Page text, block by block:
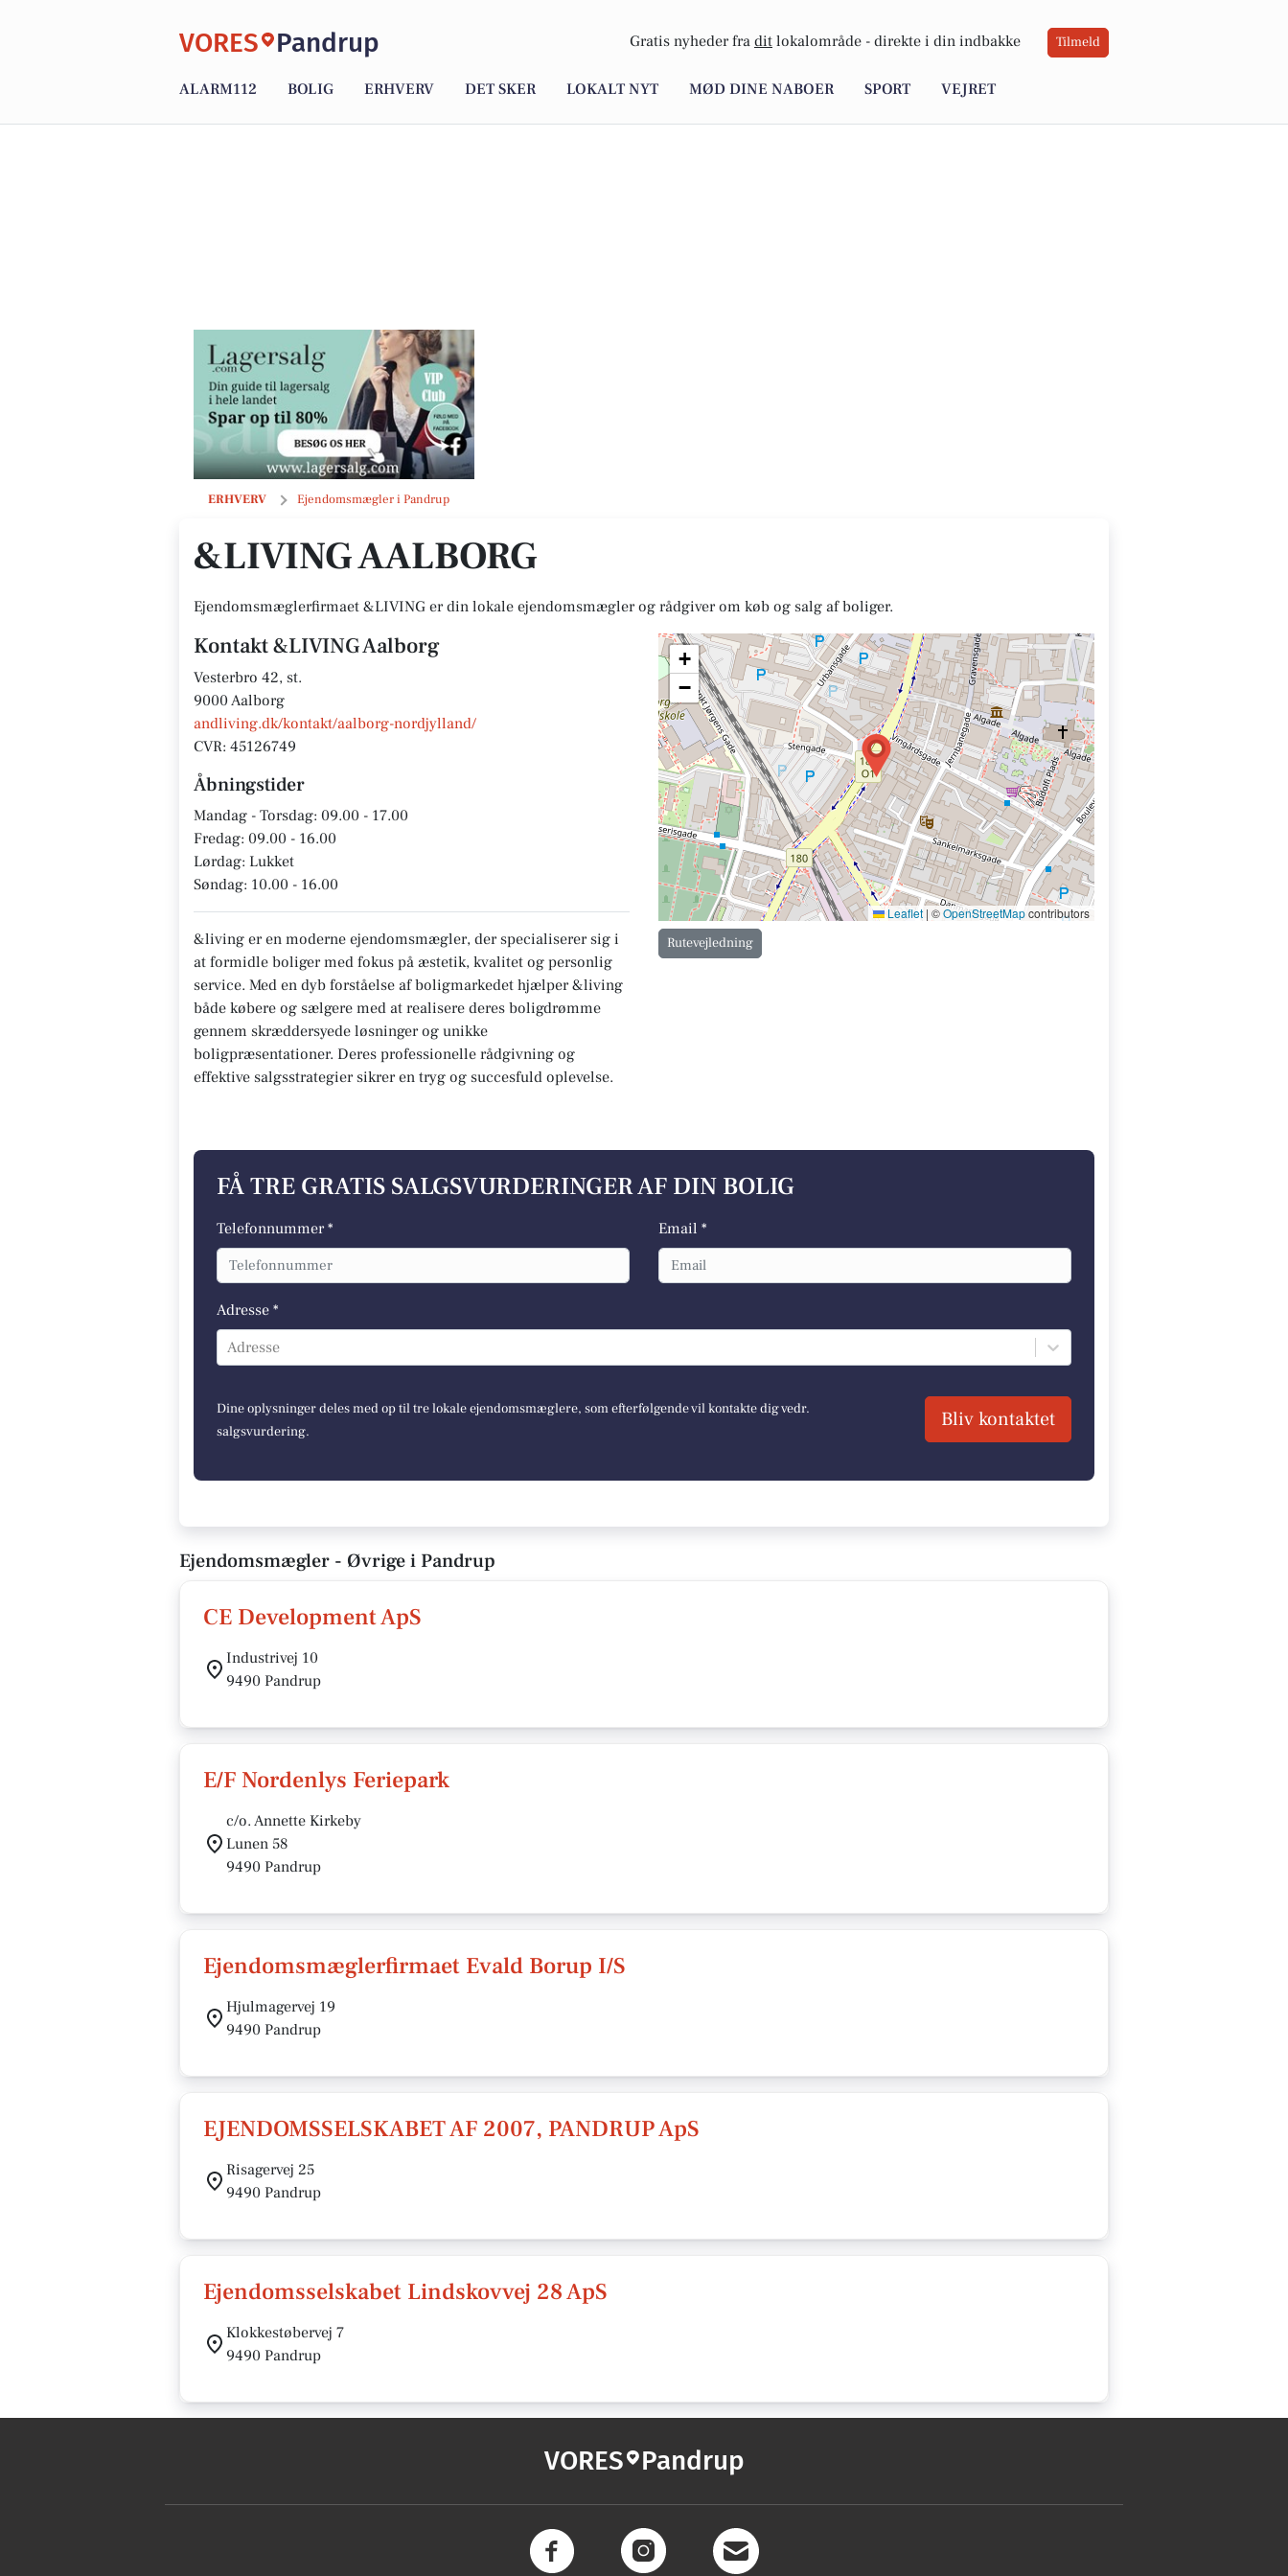
VORES Pandrup Gratis nyheder fra dit lokalområde - direkte i din indbakke Tilmeld
ALARM112 BOLIG ERHVERV DET SKER LOKALT NYT MØD DINE NABOER SPORT VEJRET
ERHVERV Ejendomsmægler i Pandrup
&LIVING Aalborg
&LIVING AALBORG
Ejendomsmæglerfirmaet &LIVING er din lokale ejendomsmægler og rådgiver om køb og salg af boliger.
Kontakt &LIVING Aalborg
Vesterbro 42, st.
9000 Aalborg
andliving.dk/kontakt/aalborg-nordjylland/
CVR: 45126749
Åbningstider
Mandag - Torsdag: 09.00 - 17.00
Fredag: 09.00 - 16.00
Lørdag: Lukket
Søndag: 10.00 - 16.00
&living er en moderne ejendomsmægler, der specialiserer sig i
at formidle boliger med fokus på æstetik, kvalitet og personlig
service. Med en dyb forståelse af boligmarkedet hjælper &living
både købere og sælgere med at realisere deres boligdrømme
gennem skræddersyede løsninger og unikke
boligpræsentationer. Deres professionelle rådgivning og
effektive salgsstrategier sikrer en tryg og succesfuld oplevelse.
+
−
Leaflet | ©OpenStreetMapcontributors
Rutevejledning
FÅ TRE GRATIS SALGSVURDERINGER AF DIN BOLIG
Telefonnummer * Email *
Adresse *
Adresse
Dine oplysninger deles med op til tre lokale ejendomsmæglere, som efterfølgende vil kontakte dig vedr.
salgsvurdering.
Bliv kontaktet
Ejendomsmægler - Øvrige i Pandrup
CE Development ApS
Industrivej 10
9490 Pandrup
E/F Nordenlys Feriepark
c/o. Annette Kirkeby
Lunen 58
9490 Pandrup
Ejendomsmæglerfirmaet Evald Borup I/S
Hjulmagervej 19
9490 Pandrup
EJENDOMSSELSKABET AF 2007, PANDRUP ApS
Risagervej 25
9490 Pandrup
Ejendomsselskabet Lindskovvej 28 ApS
Klokkestøbervej 7
9490 Pandrup
VORES Pandrup